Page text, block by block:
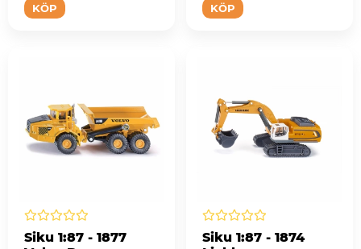
KÖP KÖP
Siku 1:87 - 1877
Siku 1:87 - 1874